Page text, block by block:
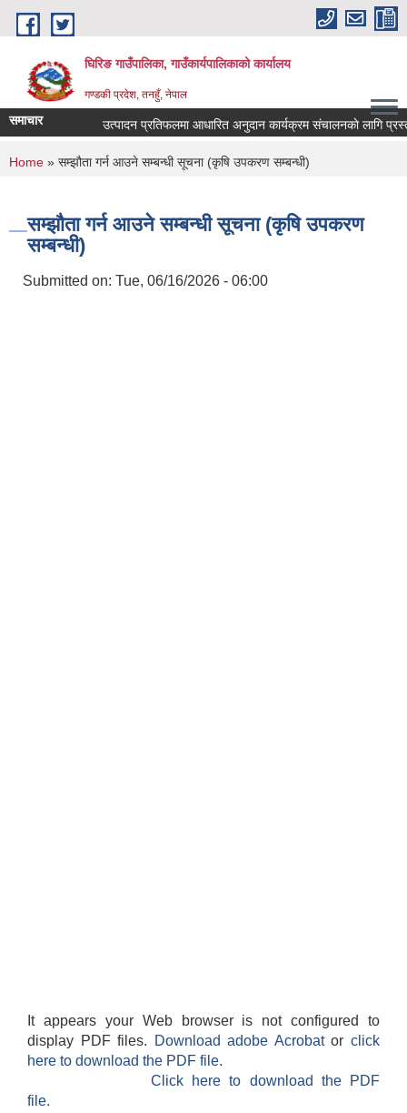
Skip to main content
घिरिङ गाउँपालिका, गाउँकार्यपालिकाको कार्यालय
गण्डकी प्रदेश, तनहुँ, नेपाल
समाचार उत्पादन प्रतिफलमा आधारित अनुदान कार्यक्रम संचालनकाे लागि
You are here
Home » सम्झौता गर्न आउने सम्बन्धी सूचना (कृषि उपकरण सम्बन्धी)
सम्झौता गर्न आउने सम्बन्धी सूचना (कृषि उपकरण
सम्बन्धी)
Submitted on: Tue, 06/16/2026 - 06:00
It appears your Web browser is not configured to
display PDF files.
Download adobe Acrobatorclick
here to download the PDF file.
Click here to download the PDF
file.